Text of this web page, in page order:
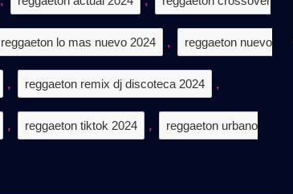
reggaeton lo mas nuevo 2024 , reggaeton nuevo
, reggaeton remix dj discoteca 2024 ,
, reggaeton tiktok 2024 , reggaeton urbano